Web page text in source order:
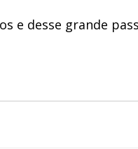
e desse grande